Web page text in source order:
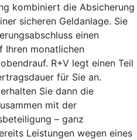
kombiniert die Absicherung
sicheren Geldanlage. Sie
einen
Ihren monatlichen
R+V legt einen Teil
für Sie an.
Sie dann die
mit der
– ganz
Leistungen wegen eines